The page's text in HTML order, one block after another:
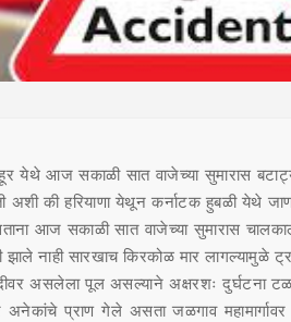
येथे आज सकाळी सात वाजेच्या सुमारास
अशी की हरियाणा येथून कर्नाटक हुबळी येथे
आज सकाळी सात वाजेच्या सुमारास
झाले नाही सारखाच किरकोळ मार लागल्यामुळे
असलेला पूल असल्याने अक्षरशः दुर्घटना
अनेकांचे प्राण गेले असता जळगाव